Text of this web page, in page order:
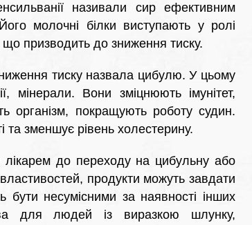
називали сир ефективним
молочні білки виступають у ролі
призводить до зниження тиску.
тиску назвала цибулю. У цьому
Вони зміцнюють імунітет,
організм, покращують роботу судин.
та зменшує рівень холестерину.
до переходу на цибульну або
продукти можуть завдати
несумісними за наявності інших
для людей із виразкою шлунку,